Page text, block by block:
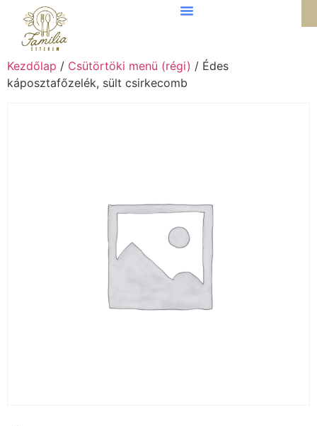
Kezdőlap / Csütörtöki menü (régi) / Édes
káposztafőzelék, sült csirkecomb